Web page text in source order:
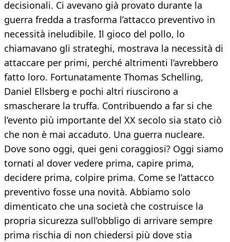
decisionali. Ci avevano già provato durante la
guerra fredda a trasforma l’attacco preventivo in
necessità ineludibile. Il gioco del pollo, lo
chiamavano gli strateghi, mostrava la necessità di
attaccare per primi, perché altrimenti l’avrebbero
fatto loro. Fortunatamente Thomas Schelling,
Daniel Ellsberg e pochi altri riuscirono a
smascherare la truffa. Contribuendo a far si che
l’evento più importante del XX secolo sia stato ciò
che non è mai accaduto. Una guerra nucleare.
Dove sono oggi, quei geni coraggiosi? Oggi siamo
tornati al dover vedere prima, capire prima,
decidere prima, colpire prima. Come se l’attacco
preventivo fosse una novità. Abbiamo solo
dimenticato che una società che costruisce la
propria sicurezza sull’obbligo di arrivare sempre
prima rischia di non chiedersi più dove stia